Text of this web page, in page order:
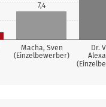
Macha, Sven
(Einzelbewerber)
Dr.
7,4